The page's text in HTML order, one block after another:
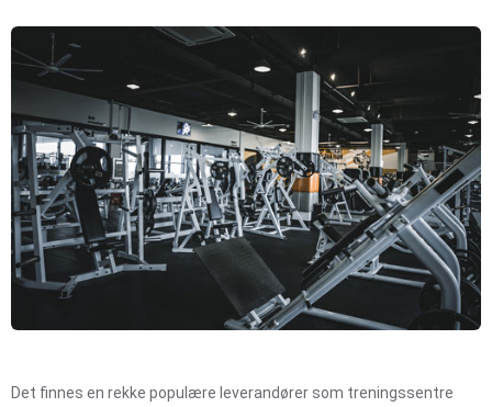
Det finnes en rekke populære leverandører som treningssentre